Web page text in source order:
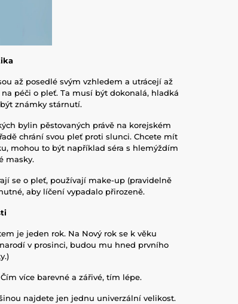
až posedlé svým vzhledem a utrácejí až
péči o pleť. Ta musí být dokonalá, hladká
známky stárnutí.
bylin pěstovaných právě na korejském
chrání svou pleť proti slunci. Chcete mít
mohou to být například séra s hlemýždím
masky.
se o pleť, používají make-up (pravidelně
aby líčení vypadalo přirozeně.
je jeden rok. Na Nový rok se k věku
v prosinci, budou mu hned prvního
více barevné a zářivé, tím lépe.
najdete jen jednu univerzální velikost.